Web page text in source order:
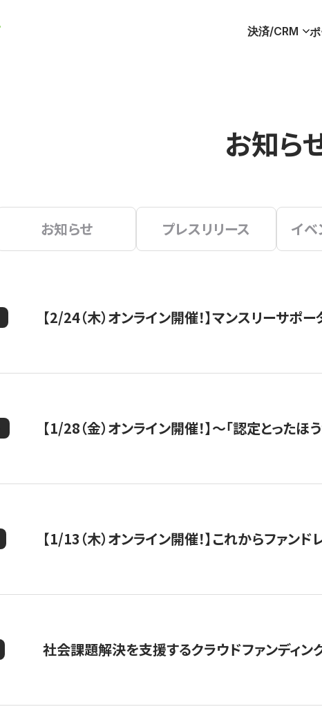
決済/CRM
お知ら
お知らせ プレスリリース イベ
【2/24（木）オンライン開催！】マンスリーサ
【1/28（金）オンライン開催！】〜「認定とった
【1/13（木）オンライン開催！】これからファン
社会課題解決を支援するクラウドファンディ